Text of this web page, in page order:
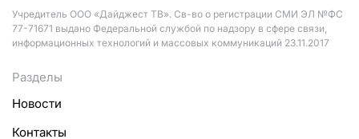
Учредитель ООО «Дайджест ТВ». Св-во о регистрации СМИ ЭЛ №ФС
77-71671 выдано Федеральной службой по надзору в сфере связи,
информационных технологий и массовых коммуникаций 23.11.2017
Разделы
Новости
Контакты